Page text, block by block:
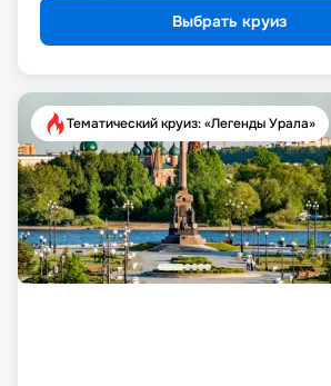
Выбрать круиз
Тематический круиз: «Легенды Урала»